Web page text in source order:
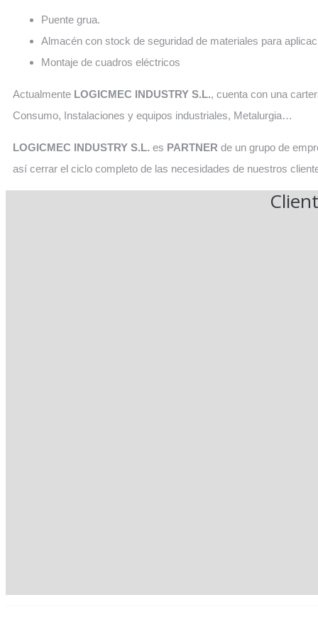
Puente grua.
Almacén con stock de seguridad de materiales para
Montaje de cuadros eléctricos
Actualmente LOGICMEC INDUSTRY S.L., cuenta con una
Consumo, Instalaciones y equipos industriales, Metalurgia…
LOGICMEC INDUSTRY S.L. es PARTNER de un grupo de
así cerrar el ciclo completo de las necesidades de nuestros